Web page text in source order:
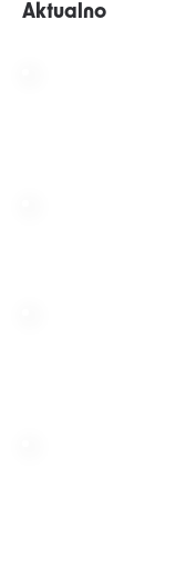
Aktualno